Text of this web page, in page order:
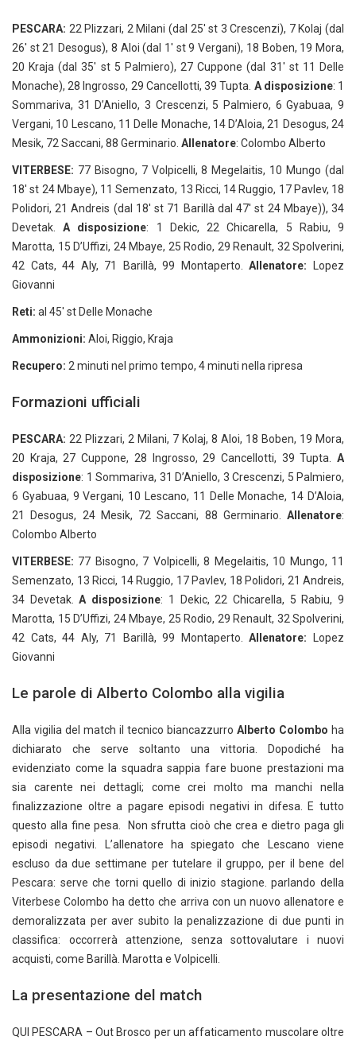
PESCARA: 22 Plizzari, 2 Milani (dal 25' st 3 Crescenzi), 7 Kolaj (dal
26' st 21 Desogus), 8 Aloi (dal 1' st 9 Vergani), 18 Boben, 19 Mora,
20 Kraja (dal 35' st 5 Palmiero), 27 Cuppone (dal 31' st 11 Delle
Monache), 28 Ingrosso, 29 Cancellotti, 39 Tupta. A disposizione: 1
Sommariva, 31 D’Aniello, 3 Crescenzi, 5 Palmiero, 6 Gyabuaa, 9
Vergani, 10 Lescano, 11 Delle Monache, 14 D’Aloia, 21 Desogus, 24
Mesik, 72 Saccani, 88 Germinario. Allenatore: Colombo Alberto
VITERBESE: 77 Bisogno, 7 Volpicelli, 8 Megelaitis, 10 Mungo (dal
18' st 24 Mbaye), 11 Semenzato, 13 Ricci, 14 Ruggio, 17 Pavlev, 18
Polidori, 21 Andreis (dal 18' st 71 Barillà dal 47' st 24 Mbaye)), 34
Devetak.A disposizione: 1 Dekic, 22 Chicarella, 5 Rabiu, 9
Marotta, 15 D’Uffizi, 24 Mbaye, 25 Rodio, 29 Renault, 32 Spolverini,
42 Cats, 44 Aly, 71 Barillà, 99 Montaperto.Allenatore: Lopez
Giovanni
Reti: al 45' st Delle Monache
Ammonizioni: Aloi, Riggio, Kraja
Recupero: 2 minuti nel primo tempo, 4 minuti nella ripresa
Formazioni ufficiali
PESCARA: 22 Plizzari, 2 Milani, 7 Kolaj, 8 Aloi, 18 Boben, 19 Mora,
20 Kraja, 27 Cuppone, 28 Ingrosso, 29 Cancellotti, 39 Tupta. A
disposizione: 1 Sommariva, 31 D’Aniello, 3 Crescenzi, 5 Palmiero,
6 Gyabuaa, 9 Vergani, 10 Lescano, 11 Delle Monache, 14 D’Aloia,
21 Desogus, 24 Mesik, 72 Saccani, 88 Germinario. Allenatore:
Colombo Alberto
VITERBESE: 77 Bisogno, 7 Volpicelli, 8 Megelaitis, 10 Mungo, 11
Semenzato, 13 Ricci, 14 Ruggio, 17 Pavlev, 18 Polidori, 21 Andreis,
34 Devetak.A disposizione: 1 Dekic, 22 Chicarella, 5 Rabiu, 9
Marotta, 15 D’Uffizi, 24 Mbaye, 25 Rodio, 29 Renault, 32 Spolverini,
42 Cats, 44 Aly, 71 Barillà, 99 Montaperto.Allenatore: Lopez
Giovanni
Le parole di Alberto Colombo alla vigilia
Alla vigilia del match il tecnico biancazzurro Alberto Colombo ha
dichiarato che serve soltanto una vittoria. Dopodiché ha
evidenziato come la squadra sappia fare buone prestazioni ma
sia carente nei dettagli; come crei molto ma manchi nella
finalizzazione oltre a pagare episodi negativi in difesa. E tutto
questo alla fine pesa. Non sfrutta cioò che crea e dietro paga gli
episodi negativi. L’allenatore ha spiegato che Lescano viene
escluso da due settimane per tutelare il gruppo, per il bene del
Pescara: serve che torni quello di inizio stagione. parlando della
Viterbese Colombo ha detto che arriva con un nuovo allenatore e
demoralizzata per aver subito la penalizzazione di due punti in
classifica: occorrerà attenzione, senza sottovalutare i nuovi
acquisti, come Barillà. Marotta e Volpicelli.
La presentazione del match
QUI PESCARA – Out Brosco per un affaticamento muscolare oltre